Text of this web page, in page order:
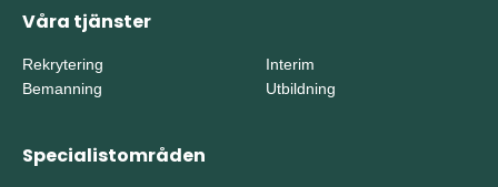
Våra tjänster
Rekrytering
Bemanning
Interim
Utbildning
Specialistområden